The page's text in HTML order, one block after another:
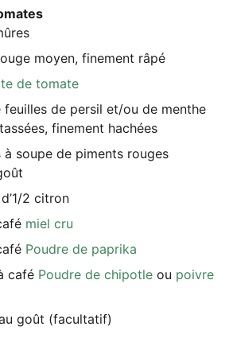
moy­en, fine­ment râpé
de tomate
feuilles de per­sil et/ou de men­the
fine­ment hachées
à sou­pe de piments rou­ges
2 citron
miel cru
Poud­re de paprika
café Poud­re de chip­ot­le ou poi­v­re
goût (facul­ta­tif)